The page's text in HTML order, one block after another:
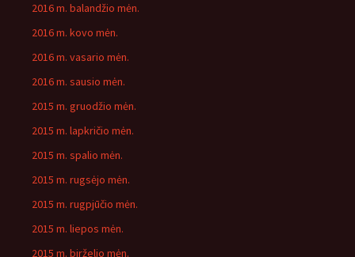
2016 m. balandžio mėn.
2016 m. kovo mėn.
2016 m. vasario mėn.
2016 m. sausio mėn.
2015 m. gruodžio mėn.
2015 m. lapkričio mėn.
2015 m. spalio mėn.
2015 m. rugsėjo mėn.
2015 m. rugpjūčio mėn.
2015 m. liepos mėn.
2015 m. birželio mėn.